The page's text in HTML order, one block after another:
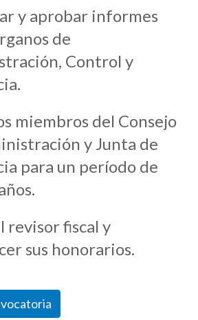
y aprobar informes
de
Control y
miembros del Consejo
y Junta de
para un período de
revisor fiscal y
sus honorarios.